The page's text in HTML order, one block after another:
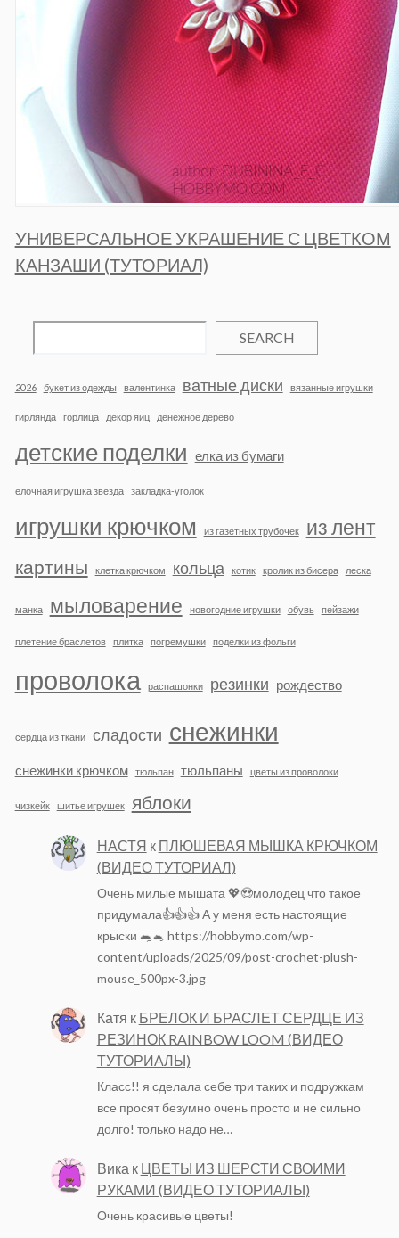
УНИВЕРСАЛЬНОЕ УКРАШЕНИЕ С ЦВЕТКОМ
КАНЗАШИ (ТУТОРИАЛ)
SEARCH
2026 букет из одежды валентинка ватные диски вязанные игрушки
гирлянда горлица декор яиц денежное дерево
детские поделки елка из бумаги
елочная игрушка звезда закладка-уголок
игрушки крючком из газетных трубочек из лент
картины клетка крючком кольца котик кролик из бисера леска
манка мыловарение новогодние игрушки обувь пейзажи
плетение браслетов плитка погремушки поделки из фольги
проволока распашонки резинки рождество
сердца из ткани сладости снежинки
снежинки крючком тюльпан тюльпаны цветы из проволоки
чизкейк шитье игрушек яблоки
НАСТЯ к ПЛЮШЕВАЯ МЫШКА КРЮЧКОМ
(ВИДЕО ТУТОРИАЛ)
Очень милые мышата 💖😍молодец что такое
придумала👍👍👍 А у меня есть настоящие
крыски 🐀🐁 https://hobbymo.com/wp-
content/uploads/2025/09/post-crochet-plush-
mouse_500px-3.jpg
Катя к БРЕЛОК И БРАСЛЕТ СЕРДЦЕ ИЗ
РЕЗИНОК RAINBOW LOOM (ВИДЕО
ТУТОРИАЛЫ)
Класс!! я сделала себе три таких и подружкам
все просят безумно очень просто и не сильно
долго! только надо не…
Вика к ЦВЕТЫ ИЗ ШЕРСТИ СВОИМИ
РУКАМИ (ВИДЕО ТУТОРИАЛЫ)
Очень красивые цветы!